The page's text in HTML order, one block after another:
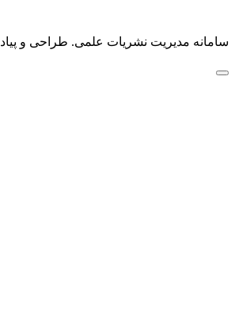
سامانه مدیریت نشریات علمی. طراحی و